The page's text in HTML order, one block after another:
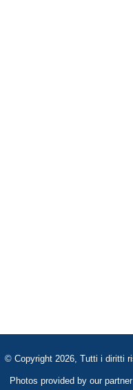
© Copyright 2026, Tutti i diritti
Photos provided by our partner